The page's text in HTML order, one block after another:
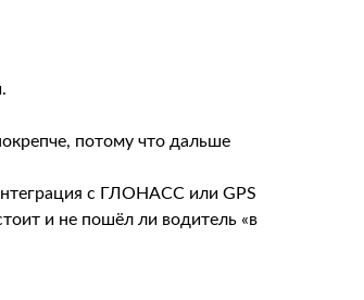
потому что дальше
с ГЛОНАСС или GPS
и не пошёл ли водитель «в